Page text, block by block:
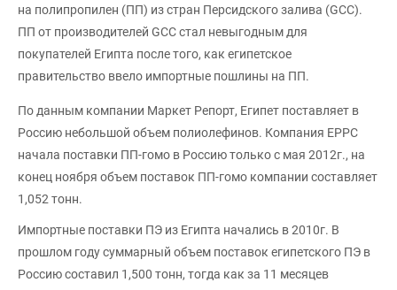
на полипропилен (ПП) из стран Персидского залива (GCC).
ПП от производителей GCC стал невыгодным для
покупателей Египта после того, как египетское
правительство ввело импортные пошлины на ПП.
По данным компании Маркет Репорт, Египет поставляет в
Россию небольшой объем полиолефинов. Компания EPPC
начала поставки ПП-гомо в Россию только с мая 2012г., на
конец ноября объем поставок ПП-гомо компании составляет
1,052 тонн.
Импортные поставки ПЭ из Египта начались в 2010г. В
прошлом году суммарный объем поставок египетского ПЭ в
Россию составил 1,500 тонн, тогда как за 11 месяцев